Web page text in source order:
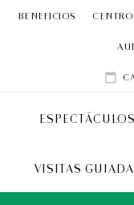
BENEFICIOS
calendar_today
ESPECTÁCULOS
VISITAS